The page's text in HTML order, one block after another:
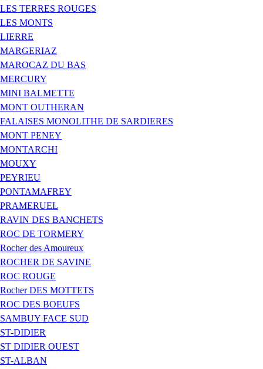
LES TERRES ROUGES
LES MONTS
LIERRE
MARGERIAZ
MAROCAZ DU BAS
MERCURY
MINI BALMETTE
MONT OUTHERAN
FALAISES MONOLITHE DE SARDIERES
MONT PENEY
MONTARCHI
MOUXY
PEYRIEU
PONTAMAFREY
PRAMERUEL
RAVIN DES BANCHETS
ROC DE TORMERY
Rocher des Amoureux
ROCHER DE SAVINE
ROC ROUGE
Rocher DES MOTTETS
ROC DES BOEUFS
SAMBUY FACE SUD
ST-DIDIER
ST DIDIER OUEST
ST-ALBAN